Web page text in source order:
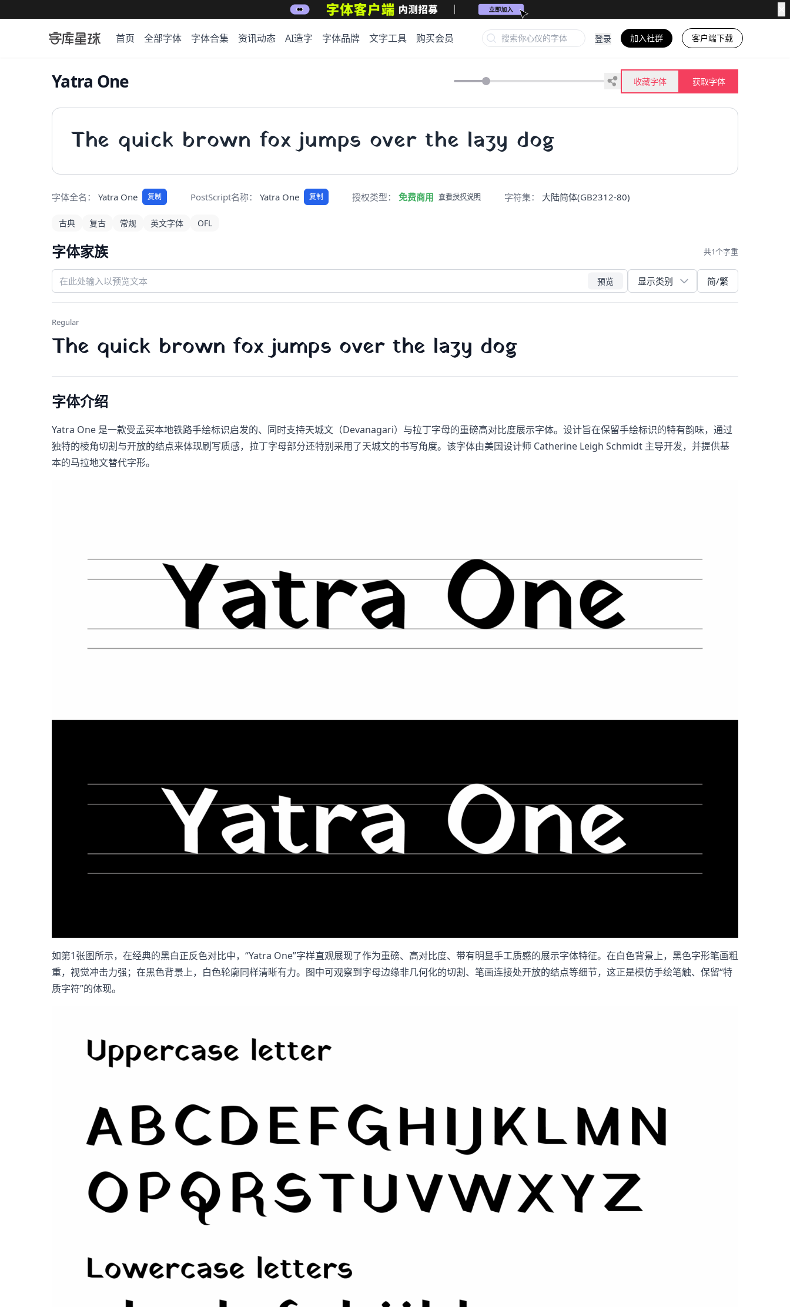
首页 全部字体 字体合集 资讯动态 AI造字 字体品牌 文字工具 购买会员 登录 加入社群 客户端下载
Yatra One 收藏字体 获取字体
The quick brown fox jumps over the lazy dog
字体全名： Yatra One 复制 PostScript名称： Yatra One 复制 授权类型： 免费商用 查看授权说明 字符集： 大陆简体(GB2312-80)
古典 复古 常规 英文字体 OFL
字体家族 共1个字重
预览 简/繁
Regular
The quick brown fox jumps over the lazy dog
字体介绍
Yatra One​ 是一款受孟买本地铁路手绘标识启发的、同时支持天城文（Devanagari）与拉丁字母的重磅高对比度展示字体。设计旨在保留手绘标识的特有韵味，通过
独特的棱角切割与开放的结点来体现刷写质感，拉丁字母部分还特别采用了天城文的书写角度。该字体由美国设计师 Catherine Leigh Schmidt 主导开发，并提供基
本的马拉地文替代字形。
如第1张图所示，在经典的黑白正反色对比中，“Yatra One”字样直观展现了作为重磅、高对比度、带有明显手工质感的展示字体特征。在白色背景上，黑色字形笔画粗
重，视觉冲击力强；在黑色背景上，白色轮廓同样清晰有力。图中可观察到字母边缘非几何化的切割、笔画连接处开放的结点等细节，这正是模仿手绘笔触、保留“特
质字符”的体现。